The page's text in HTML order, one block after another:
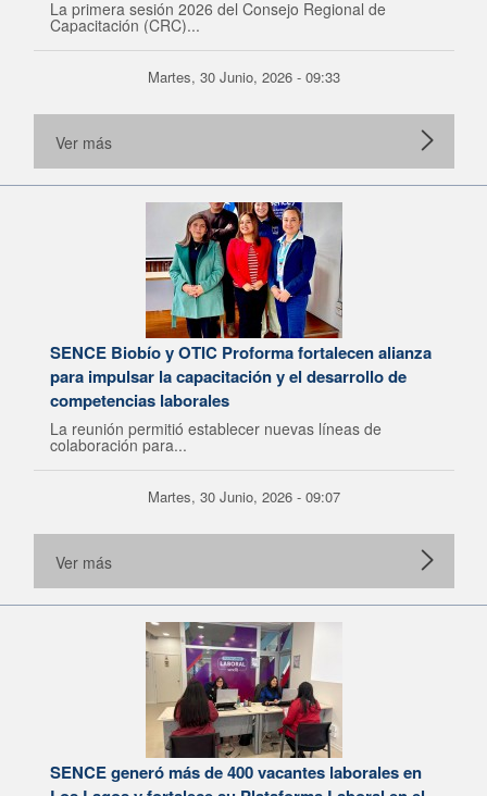
La primera sesión 2026 del Consejo Regional de
Capacitación (CRC)...
Martes, 30 Junio, 2026 - 09:33
Ver más
SENCE Biobío y OTIC Proforma fortalecen alianza
para impulsar la capacitación y el desarrollo de
competencias laborales
La reunión permitió establecer nuevas líneas de
colaboración para...
Martes, 30 Junio, 2026 - 09:07
Ver más
SENCE generó más de 400 vacantes laborales en